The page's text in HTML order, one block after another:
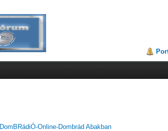
DomBRádiÓ-Online-Dombrád Abakban